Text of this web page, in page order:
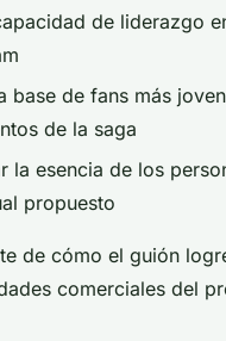
de liderazgo
base de fans más
de la saga
la esencia de los
propuesto
de cómo el guión
comerciales del